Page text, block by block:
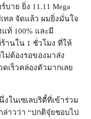
บาย ยิ่ง 11.11 Mega
ทล จัดแล้ว ผมยิ่งมั่นใจ
แท้ 100% และมี
านใน 1 ชั่วโมง ที่ให้
ม่ต้องรอของมาส่ง
เร็วคล่องตัวมากเลย
งในเซเลบริตี้ที่เข้าร่วม
ล่าวว่า “ปกติจุ๋ยชอบไป